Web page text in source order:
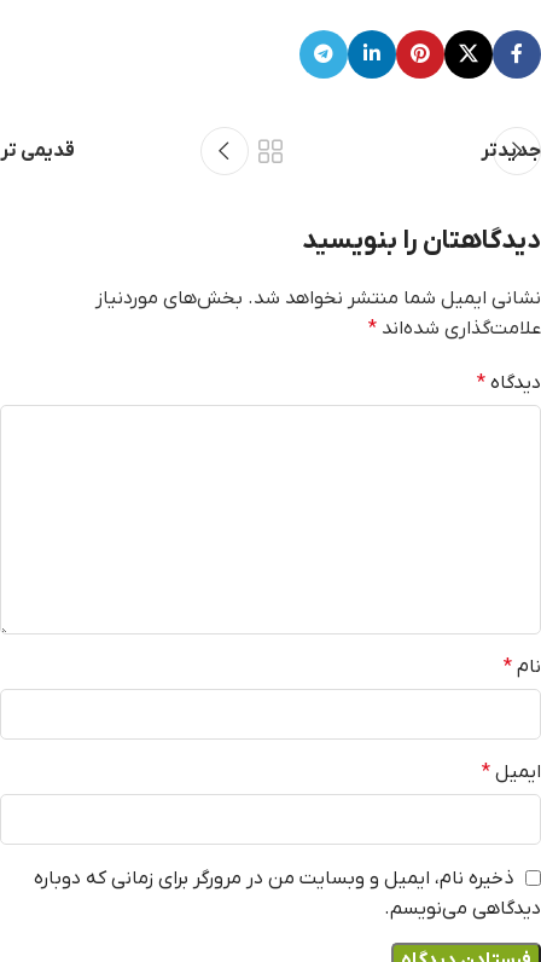
جدیدتر قدیمی تر
دیدگاهتان را بنویسید
نشانی ایمیل شما منتشر نخواهد شد. بخش‌های موردنیاز
علامت‌گذاری شده‌اند *
دیدگاه *
نام *
ایمیل *
ذخیره نام، ایمیل و وبسایت من در مرورگر برای زمانی که دوباره
دیدگاهی می‌نویسم.